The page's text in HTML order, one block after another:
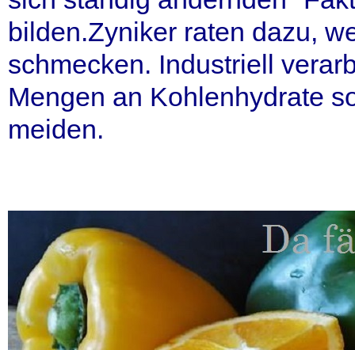
bilden.Zyniker raten dazu,
schmecken. Industriell
Mengen an Kohlenhydrate
meiden.